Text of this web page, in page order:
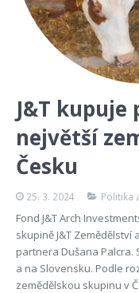
J&T kupuje
největší
Česku
25. 3. 2024 Politika
Fond J&T Arch
skupině J&T Zemědělství
partnera Dušana Palcra.
a na Slovensku. Podle
zemědělskou skupinu v